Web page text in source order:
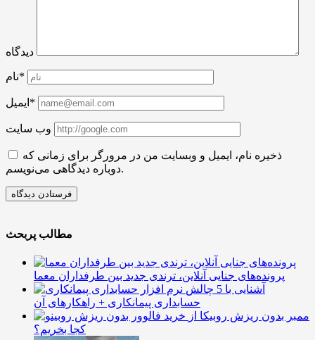
دیدگاه
نام*
ایمیل*
وب سایت
ذخیره نام، ایمیل و وبسایت من در مرورگر برای زمانی که
دوباره دیدگاهی می‌نویسم.
مطالب پربحث
پرونده‌های جنایی آنلاین، ترندی جدید بین طرفداران معما
آشنایی با 5 چالش
حسابداری پیمانکاری + راهکارهای آن
ممبر بدون ریزش روبیکا از
کجا بخریم؟